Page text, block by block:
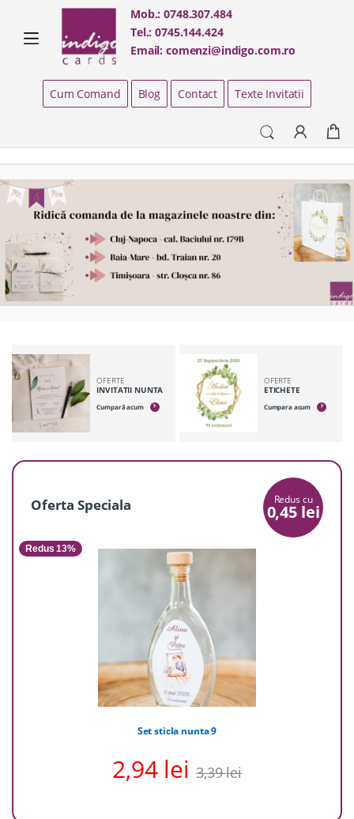
navigation
content
Mob.:0748.307.484
Tel.:0745.144.424
Email:comenzi@indigo.com.ro
Cum Comand Blog Contact Texte Invitatii
OFERTE
INVITATII NUNTA
Cumpară acum
OFERTE
ETICHETE
Cumpara acum
Oferta Speciala Redus cu
0,45 lei
Redus 13%
Set sticla nunta 9
2,94 lei 3,39lei